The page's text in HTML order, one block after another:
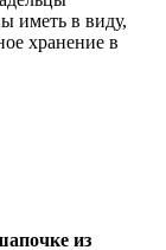
иметь в виду,
хранение в
из